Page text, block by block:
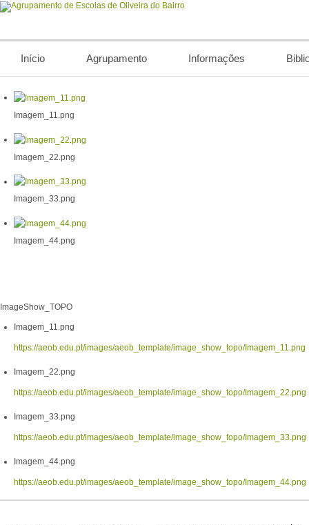
Início Agrupamento Informações
Imagem_11.png
Imagem_22.png
Imagem_33.png
Imagem_44.png
ImageShow_TOPO
Imagem_11.png
https://aeob.edu.pt/images/aeob_template/image_show_topo/Imagem_11.png
Imagem_22.png
https://aeob.edu.pt/images/aeob_template/image_show_topo/Imagem_22.png
Imagem_33.png
https://aeob.edu.pt/images/aeob_template/image_show_topo/Imagem_33.png
Imagem_44.png
https://aeob.edu.pt/images/aeob_template/image_show_topo/Imagem_44.png